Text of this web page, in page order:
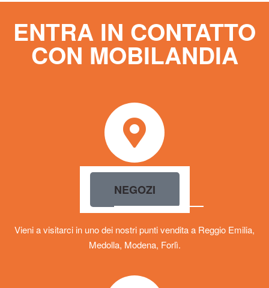
ENTRA IN CONTATTO
CON MOBILANDIA
NEGOZI
Vieni a visitarci in uno dei nostri punti vendita a Reggio Emilia,
Medolla, Modena, Forlì.